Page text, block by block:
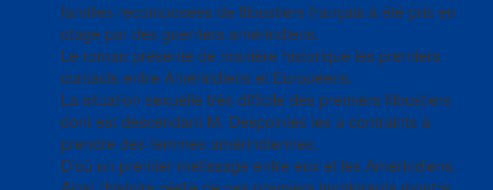
familles recomposées de flibustiers français à été pris en
otage par des guerriers amérindiens.
Le roman présente de manière historique les premiers
contacts entre Amérindiens et Européens.
La situation sexuelle très difficile des premiers flibustiers
dont est descendant M. Despointes les a contraints à
prendre des femmes amérindiennes.
D’où un premier métissage entre eux et les Amérindiens.